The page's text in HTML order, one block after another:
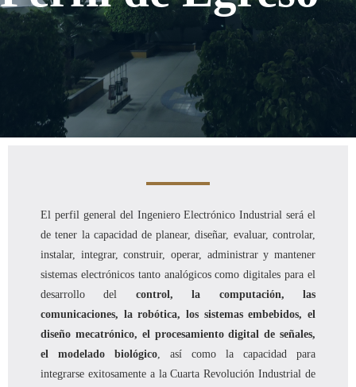
El perfil general del Ingeniero Electrónico Industrial será el
de tener la capacidad de planear, diseñar, evaluar, controlar,
instalar, integrar, construir, operar, administrar y mantener
sistemas electrónicos tanto analógicos como digitales para el
desarrollo del control, la computación, las
comunicaciones, la robótica, los sistemas embebidos, el
diseño mecatrónico, el procesamiento digital de señales,
el modelado biológico, así como la capacidad para
integrarse exitosamente a la Cuarta Revolución Industrial de